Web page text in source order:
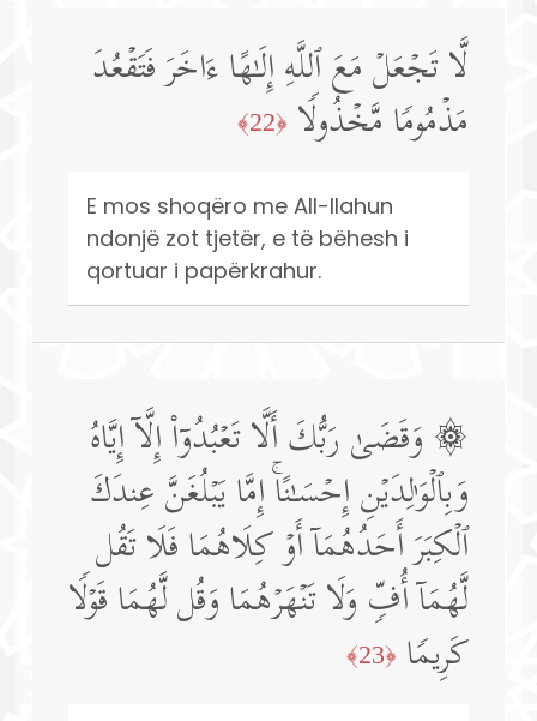
لَّا تَجۡعَلۡ مَعَ ٱللَّهِ إِلَـٰهًا ءَاخَرَ فَتَقۡعُدَ
مَذۡمُومࣰا مَّخۡذُولࣰا ﴿22﴾
E mos shoqëro me All-llahun
ndonjë zot tjetër, e të bëhesh i
qortuar i papërkrahur.
۞ وَقَضَىٰ رَبُّكَ أَلَّا تَعۡبُدُوۤا۟ إِلَّاۤ إِیَّاهُ
وَبِٱلۡوَ ٰ⁠لِدَیۡنِ إِحۡسَـٰنًاۚ إِمَّا یَبۡلُغَنَّ عِندَكَ
ٱلۡكِبَرَ أَحَدُهُمَاۤ أَوۡ كِلَاهُمَا فَلَا تَقُل
لَّهُمَاۤ أُفࣲّ وَلَا تَنۡهَرۡهُمَا وَقُل لَّهُمَا قَوۡلࣰا
كَرِیمࣰا ﴿23﴾